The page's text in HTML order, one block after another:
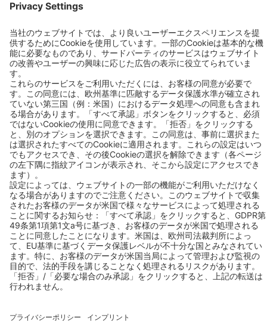
お問い合わせ
BEKO TECHNOLOGIES K.K.
Phone: +81 (44) 3287601
Fax: +81 (44) 3287602
Mail: info.jp@beko-technologies.com
Address:
ベコテクノロジーズ株式会社
〒210-0855神奈川県川崎市川崎区南渡田町1-1京浜THINKビル8F
お問い合わせ
Follow us